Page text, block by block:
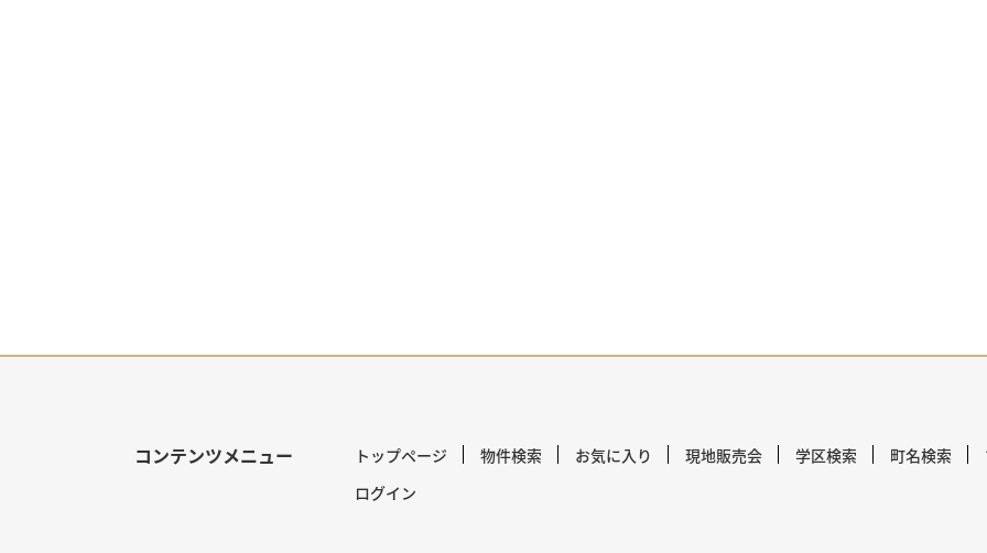
コンテンツメニュー トップページ 物件検索 お気に入り 現地販売会 学区検索 町名検索
ログイン